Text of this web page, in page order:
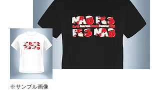
※サンプル画像